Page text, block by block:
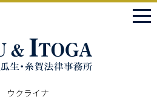
ウクライナ